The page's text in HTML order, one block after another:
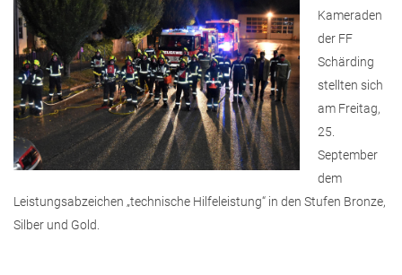
Kameraden
der FF
Schärding
stellten sich
am Freitag,
25.
September
dem
Leistungsabzeichen „technische Hilfeleistung“ in den Stufen Bronze,
Silber und Gold.